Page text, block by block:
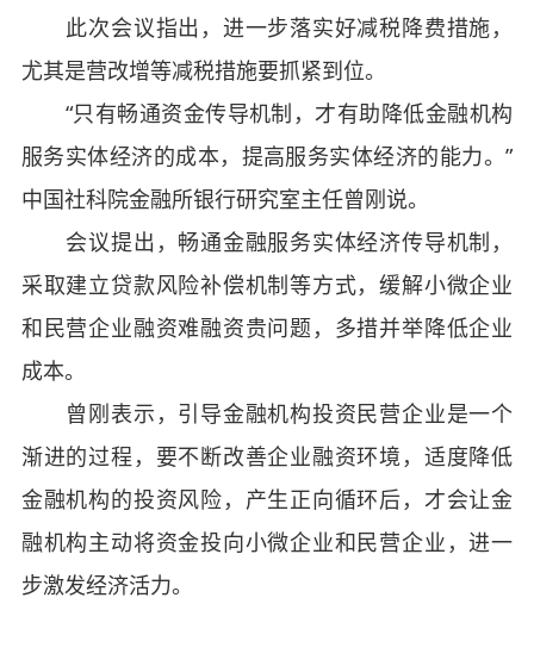
此次会议指出，进一步落实好减税降费措施，
尤其是营改增等减税措施要抓紧到位。
“只有畅通资金传导机制，才有助降低金融机构
服务实体经济的成本，提高服务实体经济的能力。”
中国社科院金融所银行研究室主任曾刚说。
会议提出，畅通金融服务实体经济传导机制，
采取建立贷款风险补偿机制等方式，缓解小微企业
和民营企业融资难融资贵问题，多措并举降低企业
成本。
曾刚表示，引导金融机构投资民营企业是一个
渐进的过程，要不断改善企业融资环境，适度降低
金融机构的投资风险，产生正向循环后，才会让金
融机构主动将资金投向小微企业和民营企业，进一
步激发经济活力。